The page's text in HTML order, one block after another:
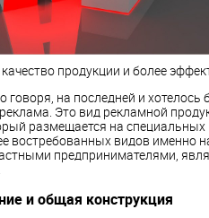
продукции и более
говоря, на последней и
Это вид рекламной
размещается на
востребованных видов
предпринимателями,
и общая конструкция